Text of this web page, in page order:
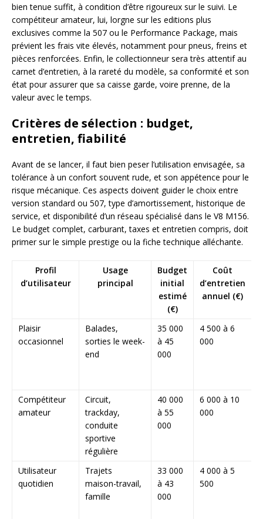
bien tenue suffit, à condition d’être rigoureux sur le suivi. Le
compétiteur amateur, lui, lorgne sur les editions plus
exclusives comme la 507 ou le Performance Package, mais
prévient les frais vite élevés, notamment pour pneus, freins et
pièces renforcées. Enfin, le collectionneur sera très attentif au
carnet d’entretien, à la rareté du modèle, sa conformité et son
état pour assurer que sa caisse garde, voire prenne, de la
valeur avec le temps.
Critères de sélection : budget,
entretien, fiabilité
Avant de se lancer, il faut bien peser l’utilisation envisagée, sa
tolérance à un confort souvent rude, et son appétence pour le
risque mécanique. Ces aspects doivent guider le choix entre
version standard ou 507, type d’amortissement, historique de
service, et disponibilité d’un réseau spécialisé dans le V8 M156.
Le budget complet, carburant, taxes et entretien compris, doit
primer sur le simple prestige ou la fiche technique alléchante.
Profil
d’utilisateur
Usage
principal
Budget
initial
estimé
(€)
Coût
d’entretien
annuel (€)
Plaisir
occasionnel
Balades,
sorties le week-
end
35 000
à 45
000
4 500 à 6
000
Compétiteur
amateur
Circuit,
trackday,
conduite
sportive
régulière
40 000
à 55
000
6 000 à 10
000
Utilisateur
quotidien
Trajets
maison-travail,
famille
33 000
à 43
000
4 000 à 5
500